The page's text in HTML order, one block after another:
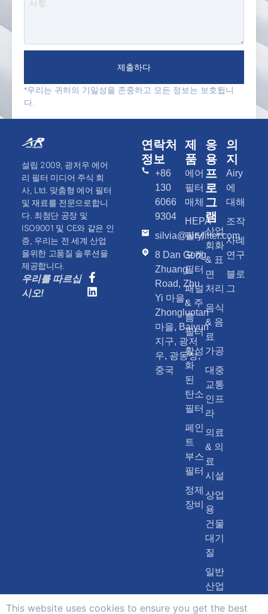
제출하다
*우리는 귀하의 기밀성을 존중하고 모든 정보는 보호됩니
다.
설립 2009, 광저우 에어
리 필터 미디어 주식 회
사, Ltd. 맞춤형 에어 필터
및 재료를 전문으로합니
다. 최첨단 공장 및
ISO9001 및 CE와 같은 인
증, 우리는 전 세계 산업
을위한 고품질 솔루션을
제공합니다.
우리를 따르십
시오!
제
품
에어
필터
매체
HEPA
필터
포켓
필터
패널
& 주
름
필터
활성
화
된
탄소
필터
페인
트
부스
필터
정제
장비
응
용
프
로
그
램
산업
회화
& 표
면
처리
음식
& 음
료
가공
대중
교통
인프
라
의료
& 의
료
시설
상업
용
건물
대기
질
일반
산업
의
지
Airy
에
대해
조작
사례
연구
블로
그
연락처
정보
+86
130
6066
9304
silvia@airyfilter.com
8 Dan Gong
Zhuang
Road, Zhu
Yi 마을,
Zhongluotan
마을, Baiyun
지구, 광저
우, 광동성,
중국
This website uses cookies to ensure you get the best